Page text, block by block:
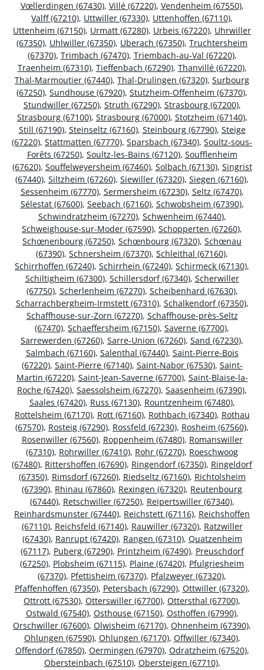
Vœllerdingen (67430), Villé (67220), Vendenheim (67550),
Valff (67210), Uttwiller (67330), Uttenhoffen (67110),
Uttenheim (67150), Urmatt (67280), Urbeis (67220), Uhrwiller
(67350), Uhlwiller (67350), Uberach (67350), Truchtersheim
(67370), Trimbach (67470), Triembach-au-Val (67220),
Traenheim (67310), Tieffenbach (67290), Thanvillé (67220),
Thal-Marmoutier (67440), Thal-Drulingen (67320), Surbourg
(67250), Sundhouse (67920), Stutzheim-Offenheim (67370),
Stundwiller (67250), Struth (67290), Strasbourg (67200),
Strasbourg (67100), Strasbourg (67000), Stotzheim (67140),
Still (67190), Steinseltz (67160), Steinbourg (67790), Steige
(67220), Stattmatten (67770), Sparsbach (67340), Soultz-sous-
Forêts (67250), Soultz-les-Bains (67120), Soufflenheim
(67620), Souffelweyersheim (67460), Solbach (67130), Singrist
(67440), Siltzheim (67260), Siewiller (67320), Siegen (67160),
Sessenheim (67770), Sermersheim (67230), Seltz (67470),
Sélestat (67600), Seebach (67160), Schwobsheim (67390),
Schwindratzheim (67270), Schwenheim (67440),
Schweighouse-sur-Moder (67590), Schopperten (67260),
Schœnenbourg (67250), Schœnbourg (67320), Schœnau
(67390), Schnersheim (67370), Schleithal (67160),
Schirrhoffen (67240), Schirrhein (67240), Schirmeck (67130),
Schiltigheim (67300), Schillersdorf (67340), Scherwiller
(67750), Scherlenheim (67270), Scheibenhard (67630),
Scharrachbergheim-Irmstett (67310), Schalkendorf (67350),
Schaffhouse-sur-Zorn (67270), Schaffhouse-près-Seltz
(67470), Schaeffersheim (67150), Saverne (67700),
Sarrewerden (67260), Sarre-Union (67260), Sand (67230),
Salmbach (67160), Salenthal (67440), Saint-Pierre-Bois
(67220), Saint-Pierre (67140), Saint-Nabor (67530), Saint-
Martin (67220), Saint-Jean-Saverne (67700), Saint-Blaise-la-
Roche (67420), Saessolsheim (67270), Saasenheim (67390),
Saales (67420), Russ (67130), Rountzenheim (67480),
Rottelsheim (67170), Rott (67160), Rothbach (67340), Rothau
(67570), Rosteig (67290), Rossfeld (67230), Rosheim (67560),
Rosenwiller (67560), Roppenheim (67480), Romanswiller
(67310), Rohrwiller (67410), Rohr (67270), Roeschwoog
(67480), Rittershoffen (67690), Ringendorf (67350), Ringeldorf
(67350), Rimsdorf (67260), Riedseltz (67160), Richtolsheim
(67390), Rhinau (67860), Rexingen (67320), Reutenbourg
(67440), Retschwiller (67250), Reipertswiller (67340),
Reinhardsmunster (67440), Reichstett (67116), Reichshoffen
(67110), Reichsfeld (67140), Rauwiller (67320), Ratzwiller
(67430), Ranrupt (67420), Rangen (67310), Quatzenheim
(67117), Puberg (67290), Printzheim (67490), Preuschdorf
(67250), Plobsheim (67115), Plaine (67420), Pfulgriesheim
(67370), Pfettisheim (67370), Pfalzweyer (67320),
Pfaffenhoffen (67350), Petersbach (67290), Ottwiller (67320),
Ottrott (67530), Otterswiller (67700), Ottersthal (67700),
Ostwald (67540), Osthouse (67150), Osthoffen (67990),
Orschwiller (67600), Olwisheim (67170), Ohnenheim (67390),
Ohlungen (67590), Ohlungen (67170), Offwiller (67340),
Offendorf (67850), Oermingen (67970), Odratzheim (67520),
Obersteinbach (67510), Obersteigen (67710),